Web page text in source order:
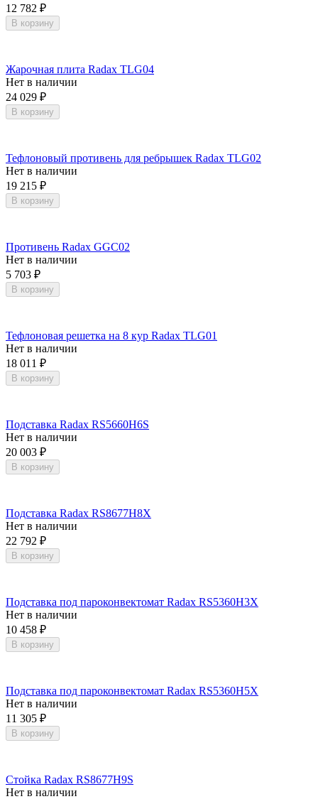
12 782 ₽
В корзину
Жарочная плита Radax TLG04
Нет в наличии
24 029 ₽
В корзину
Тефлоновый противень для ребрышек Radax TLG02
Нет в наличии
19 215 ₽
В корзину
Противень Radax GGC02
Нет в наличии
5 703 ₽
В корзину
Тефлоновая решетка на 8 кур Radax TLG01
Нет в наличии
18 011 ₽
В корзину
Подставка Radax RS5660H6S
Нет в наличии
20 003 ₽
В корзину
Подставка Radax RS8677H8X
Нет в наличии
22 792 ₽
В корзину
Подставка под пароконвектомат Radax RS5360H3X
Нет в наличии
10 458 ₽
В корзину
Подставка под пароконвектомат Radax RS5360H5X
Нет в наличии
11 305 ₽
В корзину
Стойка Radax RS8677H9S
Нет в наличии